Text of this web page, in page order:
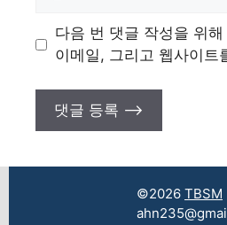
트
다음 번 댓글 작성을 위
이메일, 그리고 웹사이트
©2026 TBSM